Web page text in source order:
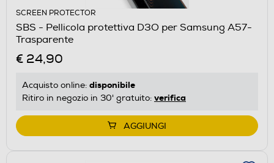
SCREEN PROTECTOR
SBS - Pellicola protettiva D3O per Samsung A57-
Trasparente
€ 24,90
Acquisto online: disponibile
Ritiro in negozio in 30' gratuito: verifica
AGGIUNGI